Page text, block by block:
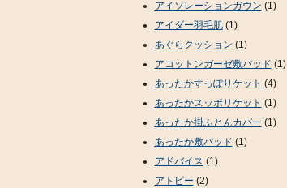
アイソレーションガウン (1)
アイダー羽毛肌(1)
あぐらクッション (1)
アコットンガーゼ敷パッド (1)
あったかすっぽりケット (4)
あったかスッポリケット (1)
あったか掛ふとんカバー (1)
あったか敷パッド (1)
アドバイス (1)
アトピー (2)